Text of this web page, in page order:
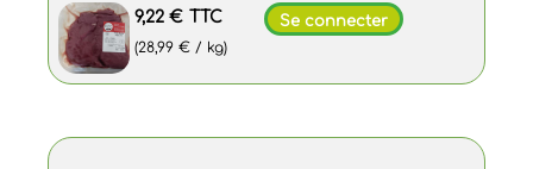
9,22 € TTC
(28,99 € / kg)
Se connecter